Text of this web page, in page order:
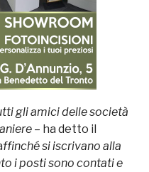
gli amici delle società
– ha detto il
ffinché si iscrivano alla
i posti sono contati e